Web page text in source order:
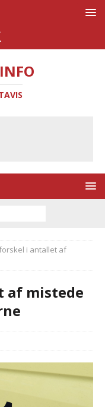
i antallet af
af mistede